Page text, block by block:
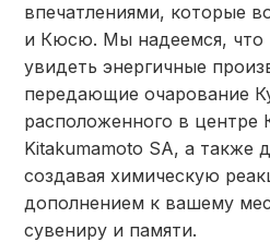
впечатлениями, которые
и Кюсю. Мы надеемся, что
увидеть энергичные
передающие очарование
расположенного в центре
Kitakumamoto SA, а также
создавая химическую
дополнением к вашему
сувениру и памяти.